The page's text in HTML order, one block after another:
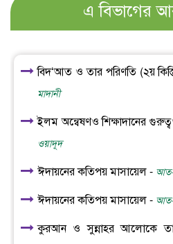
এ বিভাগের
বিদ‘আত ও তার পরিণতি (২য়
মাদানী
ইলম অন্বেষণও শিক্ষাদানের
ওয়াদূদ
ঈদায়নের কতিপয় মাসায়েল - আত-
ঈদায়নের কতিপয় মাসায়েল - আত-
কুরআন ও সুন্নাহর আলোকে